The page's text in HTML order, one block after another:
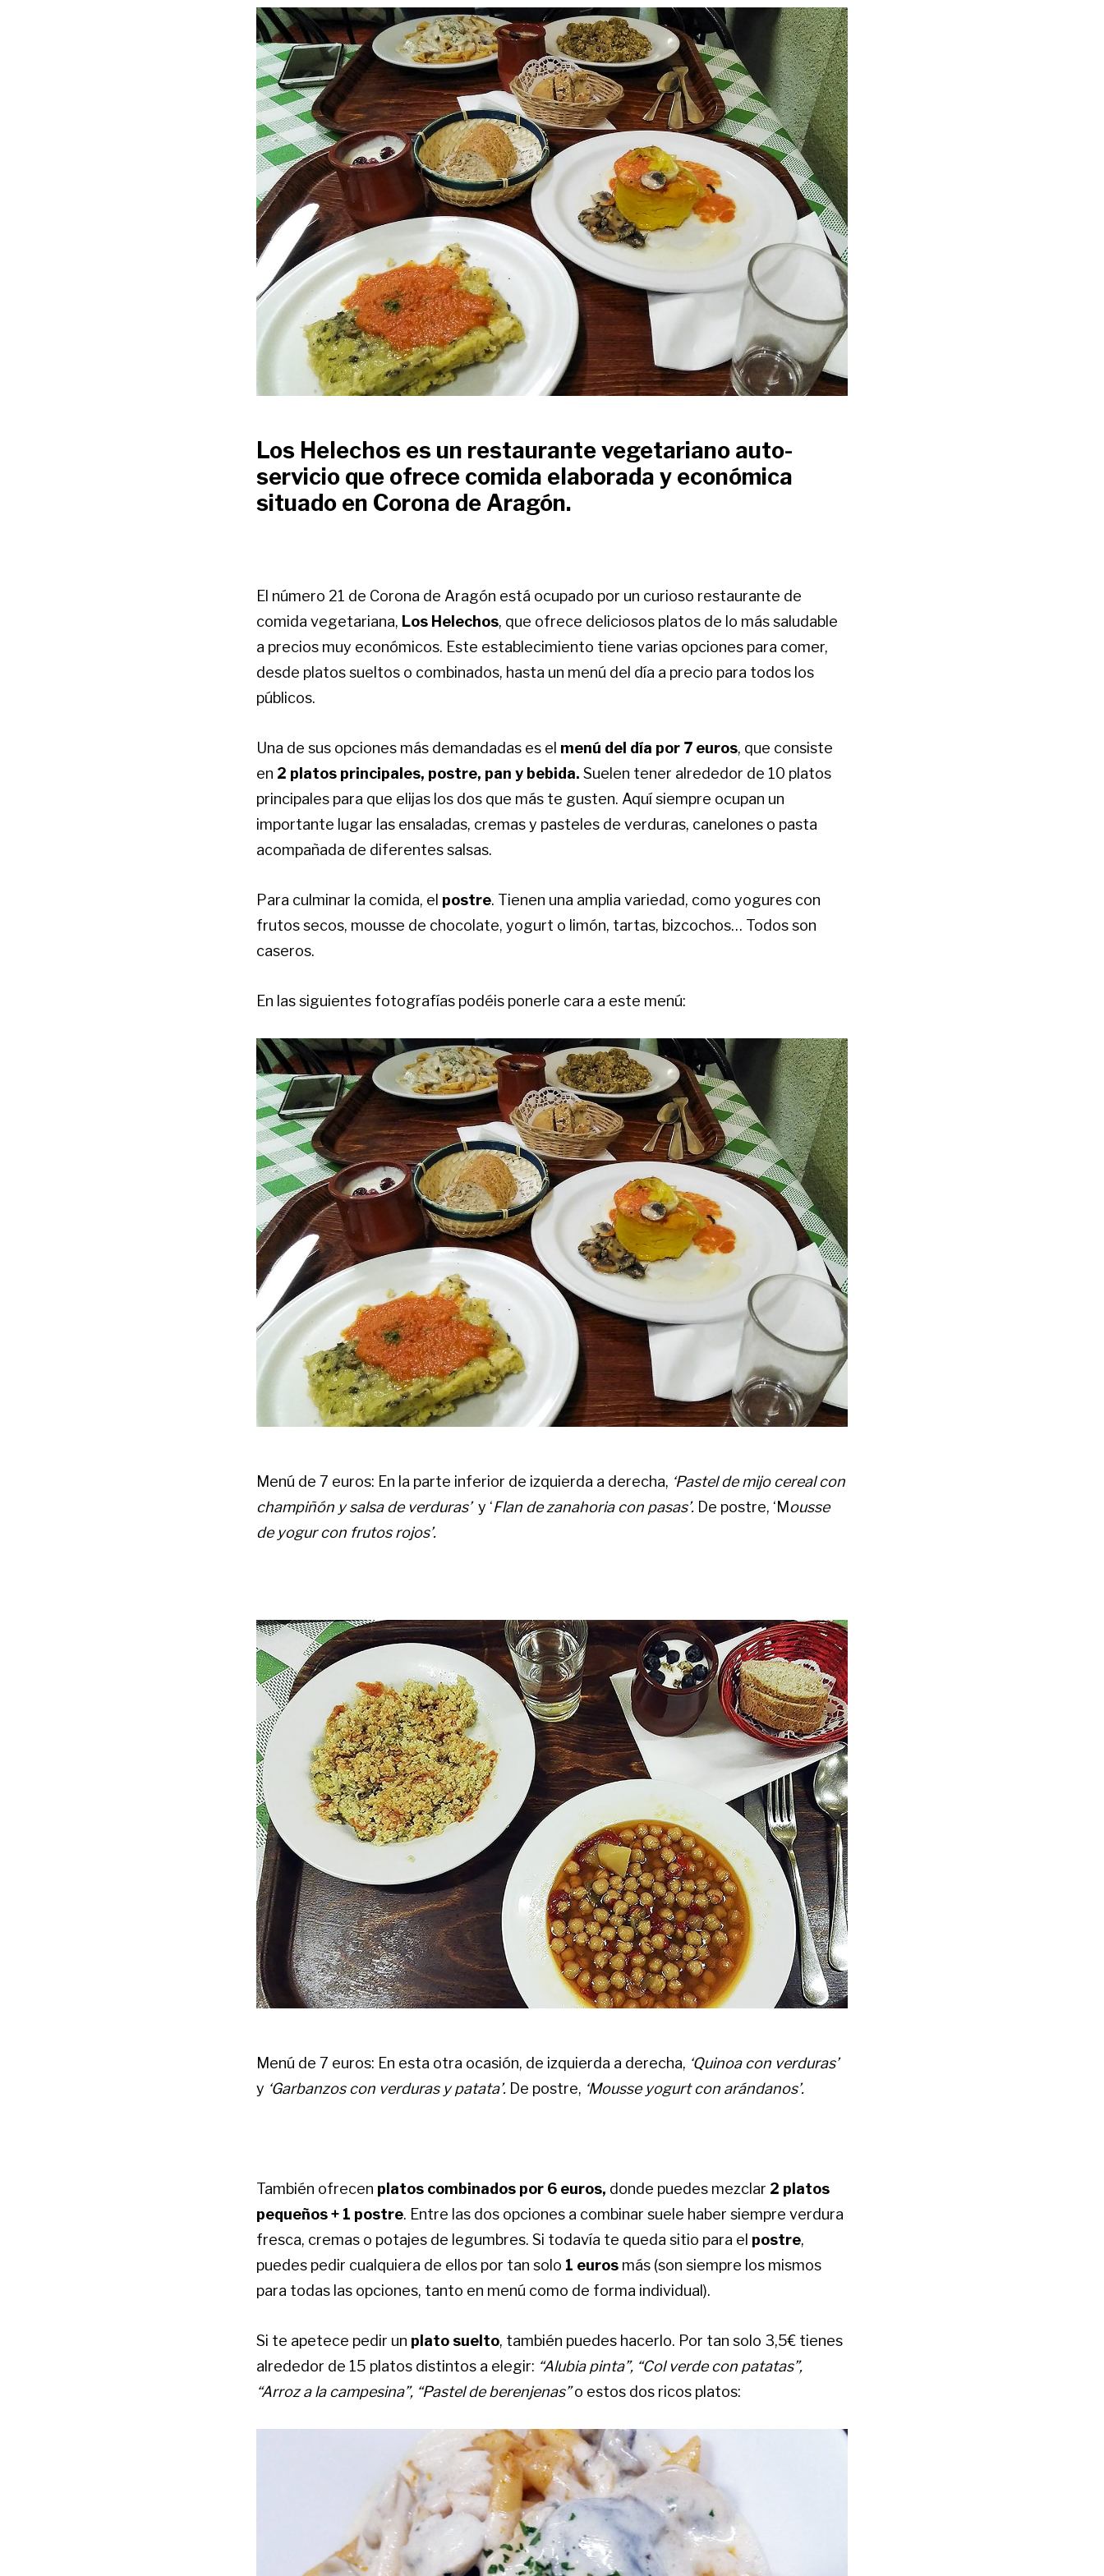
Los Helechos es un restaurante vegetariano auto-
servicio que ofrece comida elaborada y económica
situado en Corona de Aragón.
El número 21 de Corona de Aragón está ocupado por un curioso restaurante de
comida vegetariana, Los Helechos, que ofrece deliciosos platos de lo más saludable
a precios muy económicos. Este establecimiento tiene varias opciones para comer,
desde platos sueltos o combinados, hasta un menú del día a precio para todos los
públicos.
Una de sus opciones más demandadas es el menú del día por 7 euros, que consiste
en 2 platos principales, postre, pan y bebida. Suelen tener alrededor de 10 platos
principales para que elijas los dos que más te gusten. Aquí siempre ocupan un
importante lugar las ensaladas, cremas y pasteles de verduras, canelones o pasta
acompañada de diferentes salsas.
Para culminar la comida, el postre. Tienen una amplia variedad, como yogures con
frutos secos, mousse de chocolate, yogurt o limón, tartas, bizcochos… Todos son
caseros.
En las siguientes fotografías podéis ponerle cara a este menú:
Menú de 7 euros: En la parte inferior de izquierda a derecha, ‘Pastel de mijo cereal con
champiñón y salsa de verduras’ y ‘Flan de zanahoria con pasas’. De postre, ‘Mousse
de yogur con frutos rojos’.
Menú de 7 euros: En esta otra ocasión, de izquierda a derecha, ‘Quinoa con verduras’
y ‘Garbanzos con verduras y patata’. De postre, ‘Mousse yogurt con arándanos’.
También ofrecen platos combinados por 6 euros, donde puedes mezclar 2 platos
pequeños + 1 postre. Entre las dos opciones a combinar suele haber siempre verdura
fresca, cremas o potajes de legumbres. Si todavía te queda sitio para el postre,
puedes pedir cualquiera de ellos por tan solo 1 euros más (son siempre los mismos
para todas las opciones, tanto en menú como de forma individual).
Si te apetece pedir un plato suelto, también puedes hacerlo. Por tan solo 3,5€ tienes
alrededor de 15 platos distintos a elegir: “Alubia pinta”, “Col verde con patatas”,
“Arroz a la campesina”, “Pastel de berenjenas”o estos dos ricos platos: